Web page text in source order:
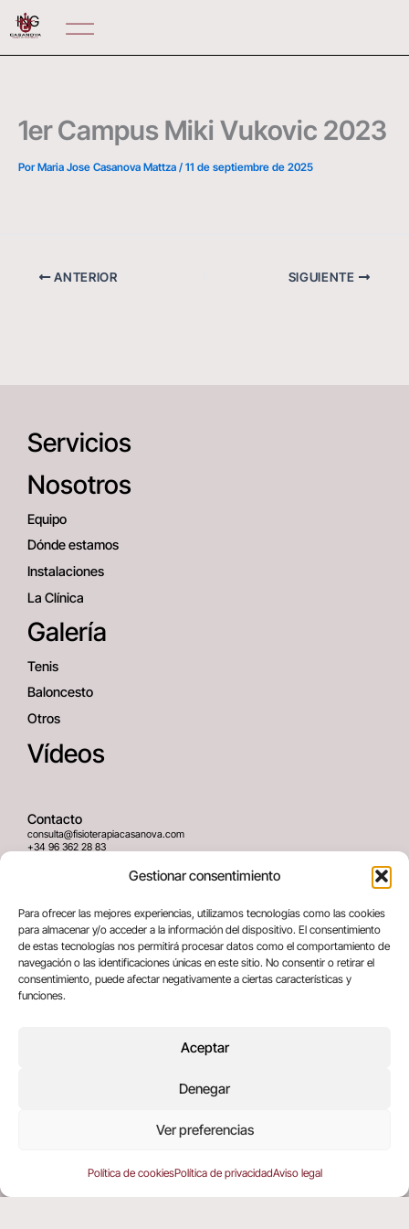
Gestionar consentimiento
Para ofrecer las mejores experiencias, utilizamos tecnologías como las cookies
para almacenar y/o acceder a la información del dispositivo. El consentimiento
de estas tecnologías nos permitirá procesar datos como el comportamiento de
navegación o las identificaciones únicas en este sitio. No consentir o retirar el
consentimiento, puede afectar negativamente a ciertas características y
funciones.
Aceptar
Denegar
Ver preferencias
Política de cookiesPolítica de privacidadAviso legal
contenido
ING
1er Campus Miki Vukovic 2023
PorMaria Jose Casanova Mattza / 11 de septiembre de 2025
ANTERIOR SIGUIENTE
Servicios
Nosotros
Equipo
Dónde estamos
Instalaciones
La Clínica
Galería
Tenis
Baloncesto
Otros
Vídeos
Contacto
consulta@fisioterapiacasanova.com
+34 96 362 28 83
Dirección
C/ Greses Nº12 (Bajo) 46020
Valencia, España
Términos legales